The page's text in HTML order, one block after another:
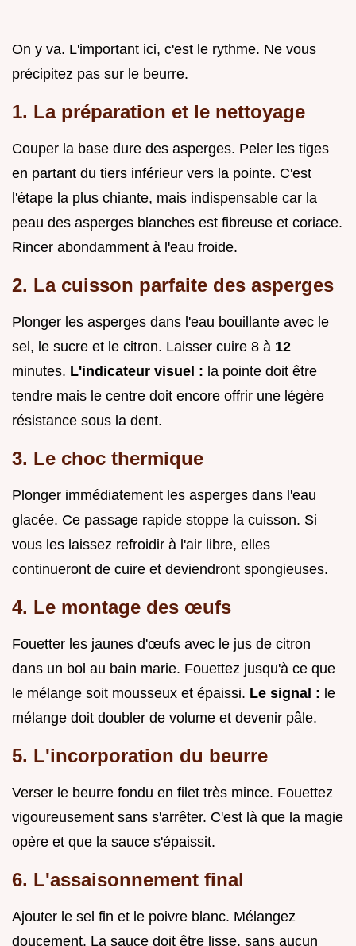
On y va. L'important ici, c'est le rythme. Ne vous
précipitez pas sur le beurre.
1. La préparation et le nettoyage
Couper la base dure des asperges. Peler les tiges
en partant du tiers inférieur vers la pointe. C'est
l'étape la plus chiante, mais indispensable car la
peau des asperges blanches est fibreuse et coriace.
Rincer abondamment à l'eau froide.
2. La cuisson parfaite des asperges
Plonger les asperges dans l'eau bouillante avec le
sel, le sucre et le citron. Laisser cuire 8 à 12
minutes. L'indicateur visuel : la pointe doit être
tendre mais le centre doit encore offrir une légère
résistance sous la dent.
3. Le choc thermique
Plonger immédiatement les asperges dans l'eau
glacée. Ce passage rapide stoppe la cuisson. Si
vous les laissez refroidir à l'air libre, elles
continueront de cuire et deviendront spongieuses.
4. Le montage des œufs
Fouetter les jaunes d'œufs avec le jus de citron
dans un bol au bain marie. Fouettez jusqu'à ce que
le mélange soit mousseux et épaissi. Le signal : le
mélange doit doubler de volume et devenir pâle.
5. L'incorporation du beurre
Verser le beurre fondu en filet très mince. Fouettez
vigoureusement sans s'arrêter. C'est là que la magie
opère et que la sauce s'épaissit.
6. L'assaisonnement final
Ajouter le sel fin et le poivre blanc. Mélangez
doucement. La sauce doit être lisse, sans aucun